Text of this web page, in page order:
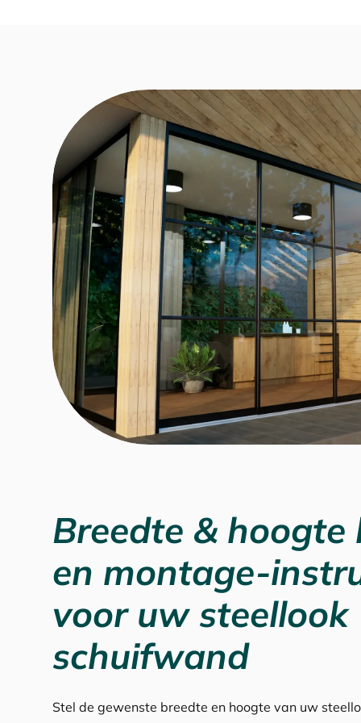
Breedte & hoogte
en montage-
voor uw steellook
schuifwand
Stel de gewenste breedte en hoogte van uw